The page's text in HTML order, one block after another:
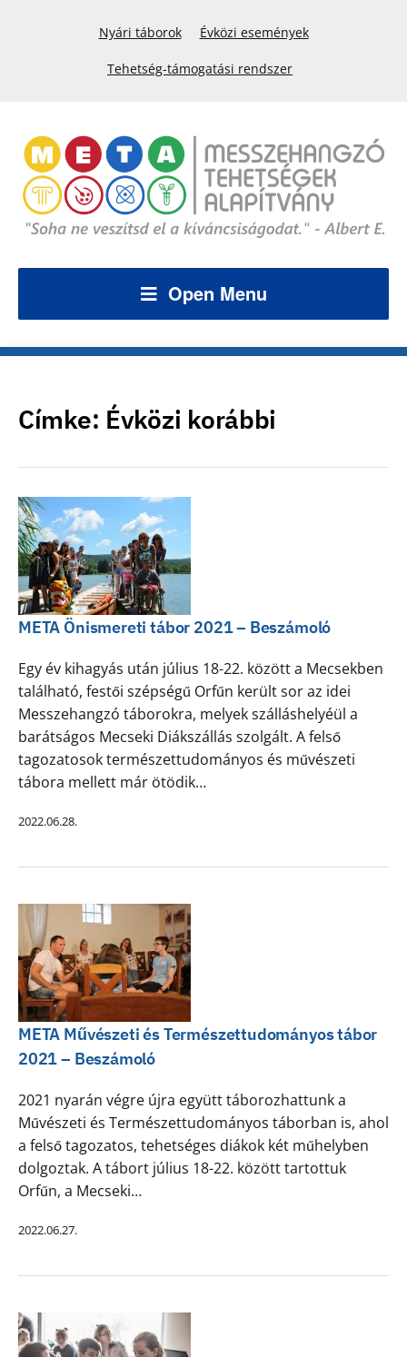
Nyári táborok Évközi események
Tehetség-támogatási rendszer
Open Menu
Címke: Évközi korábbi
META Önismereti tábor 2021 – Beszámoló
Egy év kihagyás után július 18-22. között a Mecsekben
található, festői szépségű Orfűn került sor az idei
Messzehangzó táborokra, melyek szálláshelyéül a
barátságos Mecseki Diákszállás szolgált. A felső
tagozatosok természettudományos és művészeti
tábora mellett már ötödik…
2022.06.28.
META Művészeti és Természettudományos tábor
2021 – Beszámoló
2021 nyarán végre újra együtt táborozhattunk a
Művészeti és Természettudományos táborban is, ahol
a felső tagozatos, tehetséges diákok két műhelyben
dolgoztak. A tábort július 18-22. között tartottuk
Orfűn, a Mecseki…
2022.06.27.